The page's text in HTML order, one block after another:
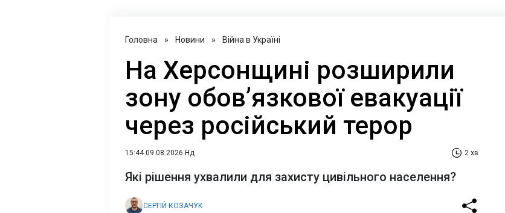
Головна » Новини » Війна в Україні
На Херсонщині розширили
зону обов’язкової евакуації
через російський терор
15:44 09.08.2026 Нд 2 хв
Які рішення ухвалили для захисту цивільного населення?
СЕРГІЙ КОЗАЧУК